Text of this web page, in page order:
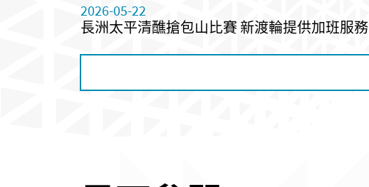
2026-05-22
長洲太平清醮搶包山比賽 新渡輪提供加班服務